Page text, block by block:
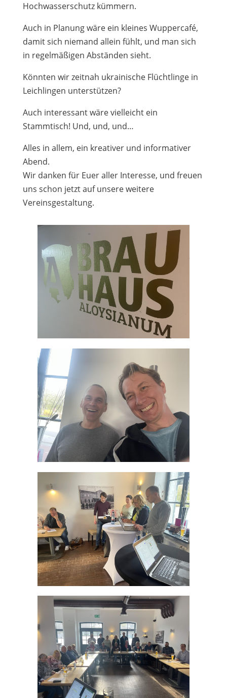
Hochwasserschutz kümmern.
Auch in Planung wäre ein kleines Wuppercafé,
damit sich niemand allein fühlt, und man sich
in regelmäßigen Abständen sieht.
Könnten wir zeitnah ukrainische Flüchtlinge in
Leichlingen unterstützen?
Auch interessant wäre vielleicht ein
Stammtisch! Und, und, und…
Alles in allem, ein kreativer und informativer
Abend.
Wir danken für Euer aller Interesse, und freuen
uns schon jetzt auf unsere weitere
Vereinsgestaltung.